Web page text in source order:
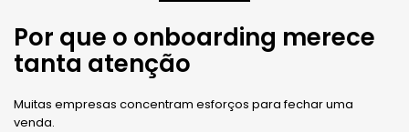
Por que o onboarding merece
tanta atenção
Muitas empresas concentram esforços para fechar uma
venda.